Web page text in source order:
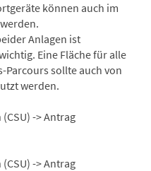
können auch im
Anlagen ist
Eine Fläche für alle
Parcours sollte auch von
werden.
-> Antrag
-> Antrag